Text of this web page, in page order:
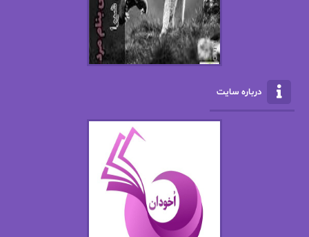
الکساندر دوما
الناز پاکپور‌
الناز محمدی
امیر فرهی
باران
بهار سلطانی
بهاره شیرازی
درباره سایت